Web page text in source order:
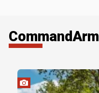
CommandArm